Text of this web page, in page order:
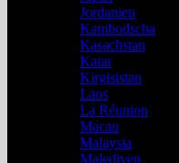
Jordanien
Kambodscha
Kasachstan
Katar
Kirgisistan
Laos
La Réunion
Macau
Malaysia
Malediven